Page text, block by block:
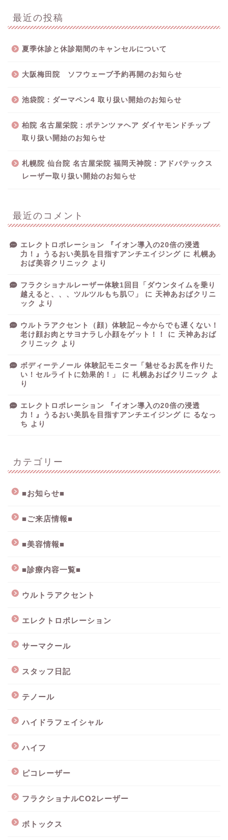
最近の投稿
夏季休診と休診期間のキャンセルについて
大阪梅田院 ソフウェーブ予約再開のお知らせ
池袋院：ダーマペン4 取り扱い開始のお知らせ
柏院 名古屋栄院：ポテンツァヘア ダイヤモンドチップ
取り扱い開始のお知らせ
札幌院 仙台院 名古屋栄院 福岡天神院：アドバテックス
レーザー取り扱い開始のお知らせ
最近のコメント
エレクトロポレーション 『イオン導入の20倍の浸透
力！』うるおい美肌を目指すアンチエイジング に 札幌あ
おば美容クリニック
より
フラクショナルレーザー体験1回目「ダウンタイムを乗り
越えると、、、ツルツルもち肌♡」
に 天神あおばクリニ
ック
より
ウルトラアクセント（顔）体験記～今からでも遅くない！
老け顔お肉とサヨナラし小顔をゲット！！
に 天神あおば
クリニック
より
ボディーテノール 体験記モニター「魅せるお尻を作りた
い！セルライトに効果的！」
に 札幌あおばクリニック
よ
り
エレクトロポレーション 『イオン導入の20倍の浸透
力！』うるおい美肌を目指すアンチエイジング に るなっ
ち より
カテゴリー
■お知らせ■
■ご来店情報■
■美容情報■
■診療内容一覧■
ウルトラアクセント
エレクトロポレーション
サーマクール
スタッフ日記
テノール
ハイドラフェイシャル
ハイフ
ピコレーザー
フラクショナルCO2レーザー
ボトックス